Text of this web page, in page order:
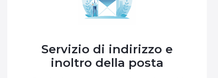
Servizio di indirizzo e
inoltro della posta